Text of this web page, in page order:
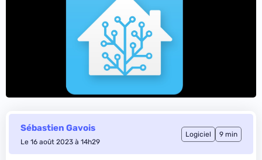
Sébastien Gavois
Le 16 août 2023 à 14h29
Logiciel 9 min